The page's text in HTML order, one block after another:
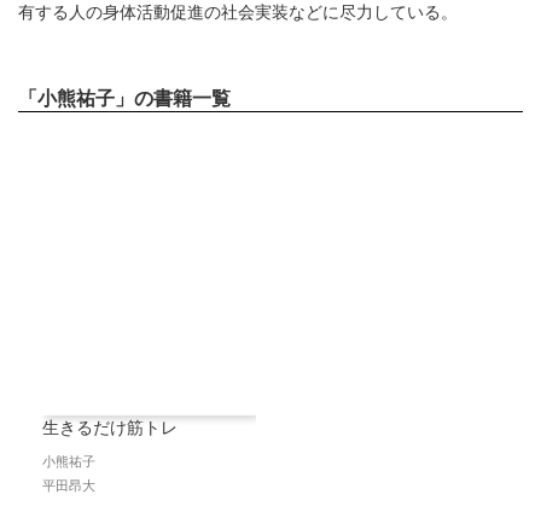
有する人の身体活動促進の社会実装などに尽力している。
「小熊祐子」の書籍一覧
生きるだけ筋トレ
小熊祐子
平田昂大